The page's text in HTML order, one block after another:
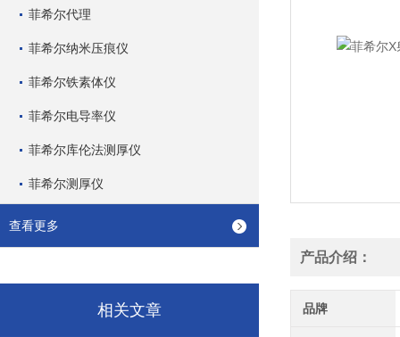
菲希尔代理
菲希尔纳米压痕仪
菲希尔铁素体仪
菲希尔电导率仪
菲希尔库伦法测厚仪
菲希尔测厚仪
查看更多
相关文章
产品介绍：
品牌